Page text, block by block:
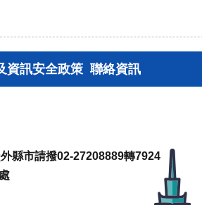
資訊安全政策 聯絡資訊
外縣市請撥02-27208889轉7924